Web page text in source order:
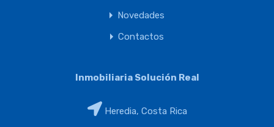
Novedades
Contactos
Inmobiliaria Solución Real
Heredia, Costa Rica